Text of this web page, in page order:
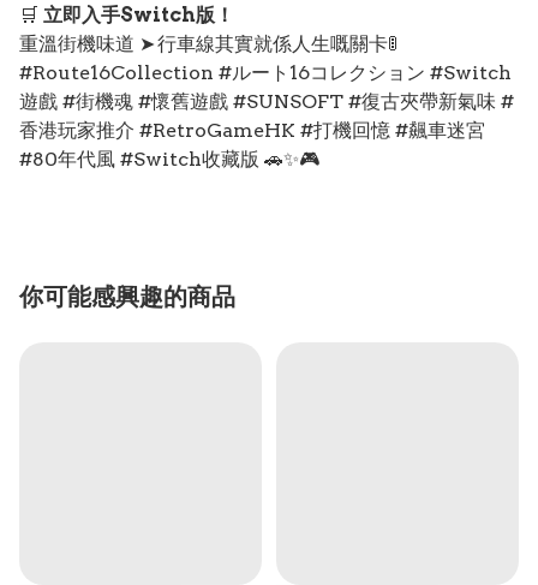
🛒 立即入手Switch版！
重溫街機味道 ➤ 行車線其實就係人生嘅關卡🚦
#Route16Collection #ルート16コレクション #Switch
遊戲 #街機魂 #懷舊遊戲 #SUNSOFT #復古夾帶新氣味 #
香港玩家推介 #RetroGameHK #打機回憶 #飆車迷宮
#80年代風 #Switch收藏版 🚗✨🎮
你可能感興趣的商品